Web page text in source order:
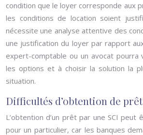
condition que le loyer corresponde aux
les conditions de location soient
nécessite une analyse attentive des
une justification du loyer par rapport
expert-comptable ou un avocat pourra
les options et à choisir la solution la
situation.
Difficultés d’obtention de prêt
L’obtention d’un prêt par une SCI peut
pour un particulier, car les banques